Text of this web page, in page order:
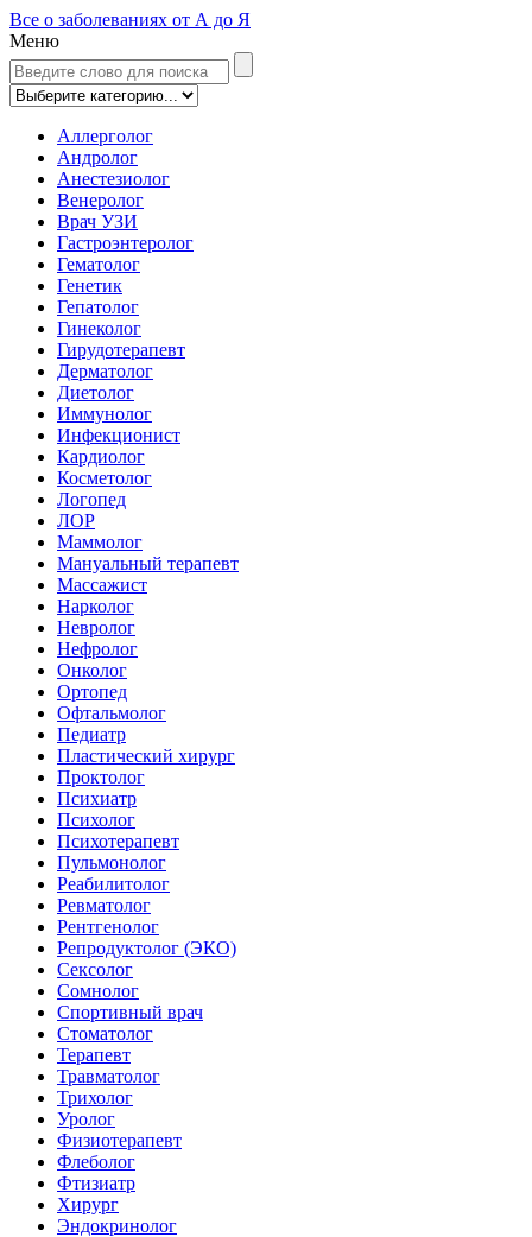
Все о заболеваниях от А до Я
Меню
Аллерголог
Андролог
Анестезиолог
Венеролог
Врач УЗИ
Гастроэнтеролог
Гематолог
Генетик
Гепатолог
Гинеколог
Гирудотерапевт
Дерматолог
Диетолог
Иммунолог
Инфекционист
Кардиолог
Косметолог
Логопед
ЛОР
Маммолог
Мануальный терапевт
Массажист
Нарколог
Невролог
Нефролог
Онколог
Ортопед
Офтальмолог
Педиатр
Пластический хирург
Проктолог
Психиатр
Психолог
Психотерапевт
Пульмонолог
Реабилитолог
Ревматолог
Рентгенолог
Репродуктолог (ЭКО)
Сексолог
Сомнолог
Спортивный врач
Стоматолог
Терапевт
Травматолог
Трихолог
Уролог
Физиотерапевт
Флеболог
Фтизиатр
Хирург
Эндокринолог